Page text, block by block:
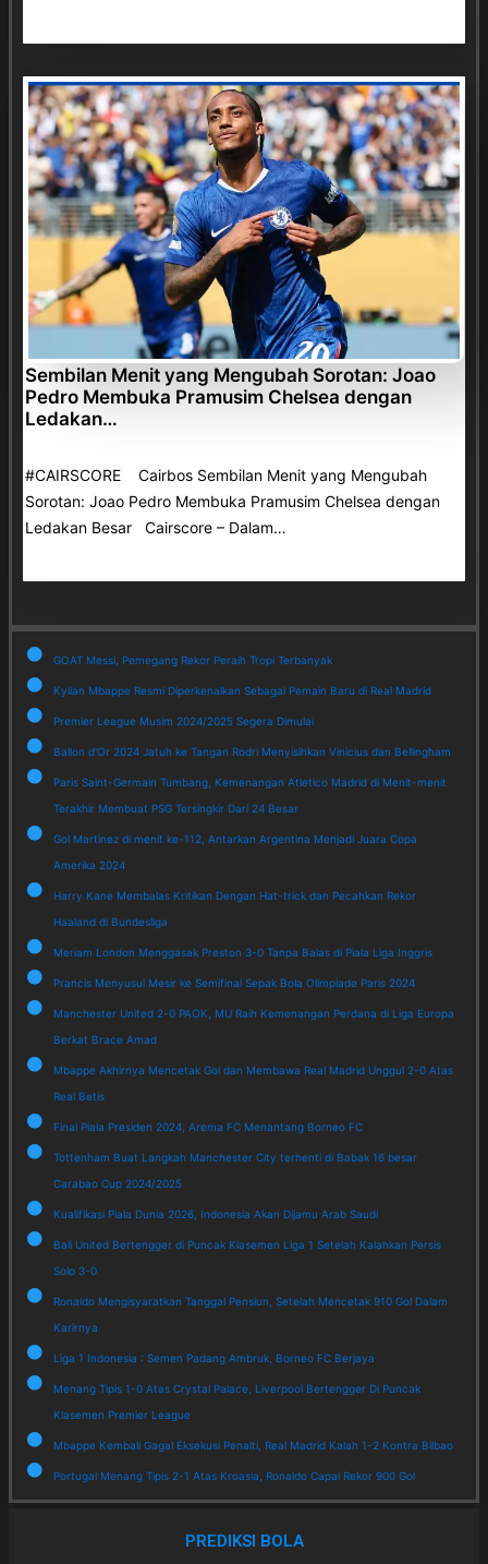
Sembilan Menit yang Mengubah Sorotan: Joao
Pedro Membuka Pramusim Chelsea dengan
Ledakan…
#CAIRSCORE Cairbos Sembilan Menit yang Mengubah
Sorotan: Joao Pedro Membuka Pramusim Chelsea dengan
Ledakan Besar Cairscore – Dalam…
GOAT Messi, Pemegang Rekor Peraih Tropi Terbanyak
Kylian Mbappe Resmi Diperkenalkan Sebagai Pemain Baru di Real Madrid
Premier League Musim 2024/2025 Segera Dimulai
Ballon d'Or 2024 Jatuh ke Tangan Rodri Menyisihkan Vinicius dan Bellingham
Paris Saint-Germain Tumbang, Kemenangan Atletico Madrid di Menit-menit
Terakhir Membuat PSG Tersingkir Dari 24 Besar
Gol Martinez di menit ke-112, Antarkan Argentina Menjadi Juara Copa
Amerika 2024
Harry Kane Membalas Kritikan Dengan Hat-trick dan Pecahkan Rekor
Haaland di Bundesliga
Meriam London Menggasak Preston 3-0 Tanpa Balas di Piala Liga Inggris
Prancis Menyusul Mesir ke Semifinal Sepak Bola Olimpiade Paris 2024
Manchester United 2-0 PAOK, MU Raih Kemenangan Perdana di Liga Europa
Berkat Brace Amad
Mbappe Akhirnya Mencetak Gol dan Membawa Real Madrid Unggul 2-0 Atas
Real Betis
Final Piala Presiden 2024, Arema FC Menantang Borneo FC
Tottenham Buat Langkah Manchester City terhenti di Babak 16 besar
Carabao Cup 2024/2025
Kualifikasi Piala Dunia 2026, Indonesia Akan Dijamu Arab Saudi
Bali United Bertengger di Puncak Klasemen Liga 1 Setelah Kalahkan Persis
Solo 3-0
Ronaldo Mengisyaratkan Tanggal Pensiun, Setelah Mencetak 910 Gol Dalam
Karirnya
Liga 1 Indonesia : Semen Padang Ambruk, Borneo FC Berjaya
Menang Tipis 1-0 Atas Crystal Palace, Liverpool Bertengger Di Puncak
Klasemen Premier League
Mbappe Kembali Gagal Eksekusi Penalti, Real Madrid Kalah 1-2 Kontra Bilbao
Portugal Menang Tipis 2-1 Atas Kroasia, Ronaldo Capai Rekor 900 Gol
PREDIKSI BOLA